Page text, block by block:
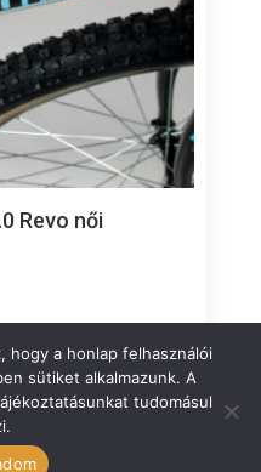
Revo női
hogy a honlap felhasználói
sütiket alkalmazunk. A
tudomásul